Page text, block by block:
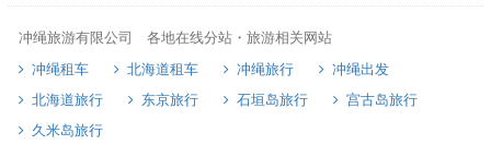
冲绳旅游有限公司 各地在线分站・旅游相关网站
冲绳租车
北海道租车 冲绳旅行
冲绳出发
北海道旅行
东京旅行 石垣岛旅行
宫古岛旅行
久米岛旅行